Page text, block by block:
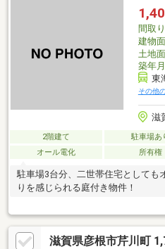
保育園徒歩5分以内で子育ても安
10分圏内に商業施設が揃う利便性
間取り
建物
土地
築年月
東
その他
滋
2階建て 駐車場あ
オール電化
所有権
駐車場3台分、二世帯住宅としても
りを感じられる庭付き物件！
滋賀県彦根市芹川町